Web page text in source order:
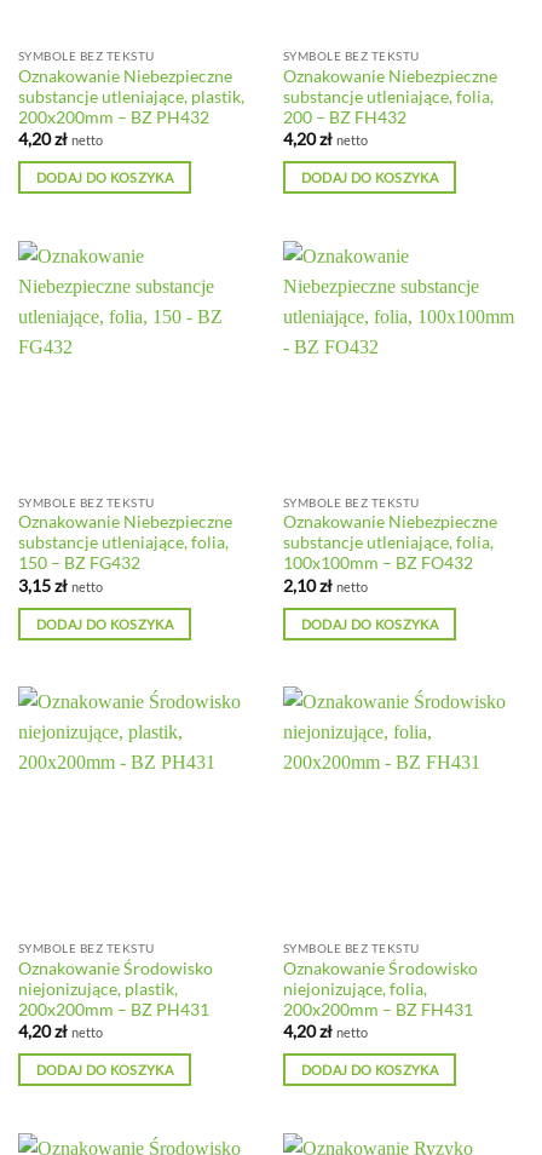
SYMBOLE BEZ TEKSTU
Oznakowanie Niebezpieczne
substancje utleniające, plastik,
200x200mm – BZ PH432
4,20zł netto
DODAJ DO KOSZYKA
SYMBOLE BEZ TEKSTU
Oznakowanie Niebezpieczne
substancje utleniające, folia,
200 – BZ FH432
4,20zł netto
DODAJ DO KOSZYKA
SYMBOLE BEZ TEKSTU
Oznakowanie Niebezpieczne
substancje utleniające, folia,
150 – BZ FG432
3,15zł netto
DODAJ DO KOSZYKA
SYMBOLE BEZ TEKSTU
Oznakowanie Niebezpieczne
substancje utleniające, folia,
100x100mm – BZ FO432
2,10zł netto
DODAJ DO KOSZYKA
SYMBOLE BEZ TEKSTU
Oznakowanie Środowisko
niejonizujące, plastik,
200x200mm – BZ PH431
4,20zł netto
DODAJ DO KOSZYKA
SYMBOLE BEZ TEKSTU
Oznakowanie Środowisko
niejonizujące, folia,
200x200mm – BZ FH431
4,20zł netto
DODAJ DO KOSZYKA